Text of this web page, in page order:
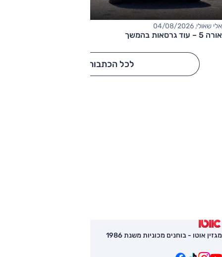
אלי שאולי, 04/08/2026
אורה 5 – עוד גרסאות בהמשך
לכל הכתבות
מגזין אוטו - בוחנים מכוניות משנת 1986